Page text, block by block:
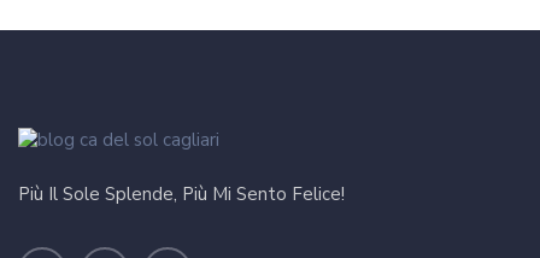
Più Il Sole Splende, Più Mi Sento Felice!